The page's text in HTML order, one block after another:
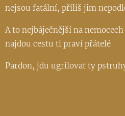
nejsou fatální, příliš jim
A to nejbáječnější na
najdou cestu ti praví přátelé ❤️
Pardon, jdu ugrilovat ty